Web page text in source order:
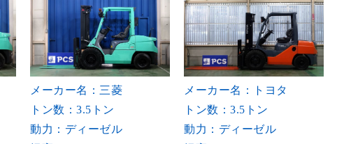
メーカー名：三菱
トン数：3.5トン
動力：ディーゼル
メーカー名：トヨタ
トン数：3.5トン
動力：ディーゼル